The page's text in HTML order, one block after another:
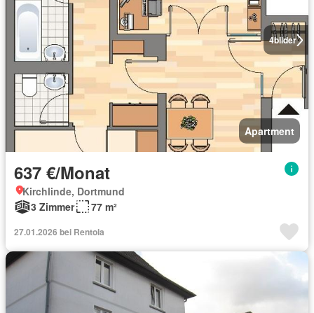
4bilder
Apartment
637 €/Monat
Kirchlinde, Dortmund
3 Zimmer
77 m²
27.01.2026 bei Rentola